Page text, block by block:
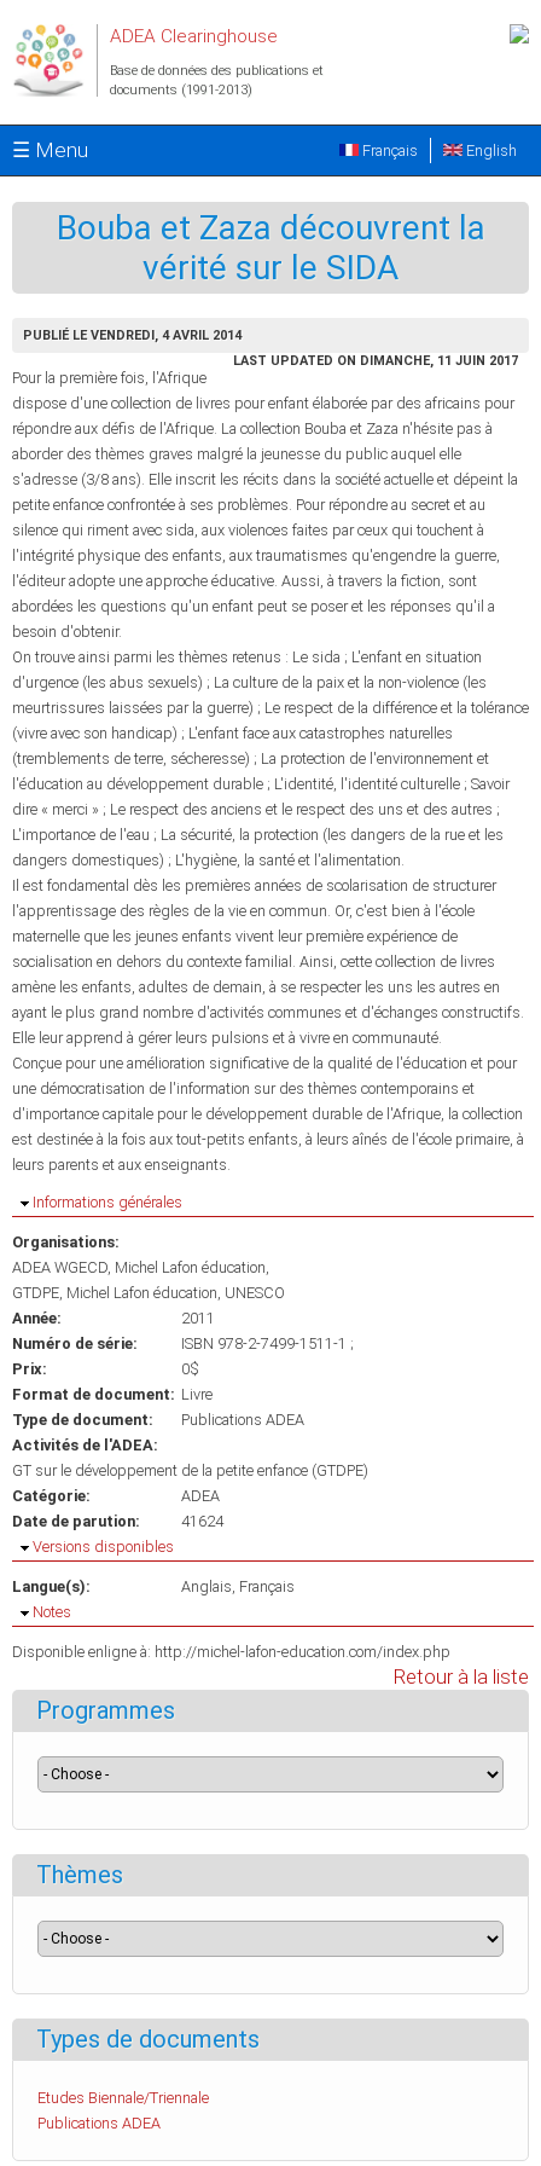
ADEA Clearinghouse
Base de données des publications et
documents (1991-2013)
☰ Menu English
Français
Bouba et Zaza découvrent la
vérité sur le SIDA
PUBLIÉ LE VENDREDI, 4 AVRIL 2014
LAST UPDATED ON DIMANCHE, 11 JUIN 2017
Pour la première fois, l'Afrique
dispose d'une collection de livres pour enfant élaborée par des africains pour
répondre aux défis de l'Afrique. La collection Bouba et Zaza n'hésite pas à
aborder des thèmes graves malgré la jeunesse du public auquel elle
s'adresse (3/8 ans). Elle inscrit les récits dans la société actuelle et dépeint la
petite enfance confrontée à ses problèmes. Pour répondre au secret et au
silence qui riment avec sida, aux violences faites par ceux qui touchent à
l'intégrité physique des enfants, aux traumatismes qu'engendre la guerre,
l'éditeur adopte une approche éducative. Aussi, à travers la fiction, sont
abordées les questions qu'un enfant peut se poser et les réponses qu'il a
besoin d'obtenir.
On trouve ainsi parmi les thèmes retenus : Le sida ; L'enfant en situation
d'urgence (les abus sexuels) ; La culture de la paix et la non-violence (les
meurtrissures laissées par la guerre) ; Le respect de la différence et la tolérance
(vivre avec son handicap) ; L'enfant face aux catastrophes naturelles
(tremblements de terre, sécheresse) ; La protection de l'environnement et
l'éducation au développement durable ; L'identité, l'identité culturelle ; Savoir
dire « merci » ; Le respect des anciens et le respect des uns et des autres ;
L'importance de l'eau ; La sécurité, la protection (les dangers de la rue et les
dangers domestiques) ; L'hygiène, la santé et l'alimentation.
Il est fondamental dès les premières années de scolarisation de structurer
l'apprentissage des règles de la vie en commun. Or, c'est bien à l'école
maternelle que les jeunes enfants vivent leur première expérience de
socialisation en dehors du contexte familial. Ainsi, cette collection de livres
amène les enfants, adultes de demain, à se respecter les uns les autres en
ayant le plus grand nombre d'activités communes et d'échanges constructifs.
Elle leur apprend à gérer leurs pulsions et à vivre en communauté.
Conçue pour une amélioration significative de la qualité de l'éducation et pour
une démocratisation de l'information sur des thèmes contemporains et
d'importance capitale pour le développement durable de l'Afrique, la collection
est destinée à la fois aux tout-petits enfants, à leurs aînés de l'école primaire, à
leurs parents et aux enseignants.
Masquer
Informations générales
Organisations:
ADEA WGECD, Michel Lafon éducation
GTDPE, Michel Lafon éducation, UNESCO
Année:
2011
Numéro de série:
ISBN 978-2-7499-1511-1 ;
Prix:
0$
Format de document: Livre
Type de document:
Publications ADEA
Activités de l'ADEA:
GT sur le développement de la petite enfance (GTDPE)
Catégorie:
ADEA
Date de parution:
41624
Masquer
Versions disponibles
Langue(s): Anglais Français
Masquer
Notes
Disponible enligne à: http://michel-lafon-education.com/index.php
Retour à la liste
Programmes
Thèmes
Types de documents
Etudes Biennale/Triennale
Publications ADEA